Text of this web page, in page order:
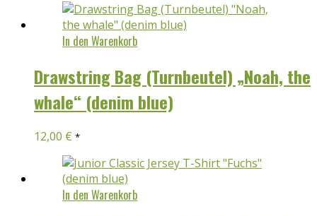
In den Warenkorb
Drawstring Bag (Turnbeutel) „Noah, the
whale“ (denim blue)
12,00 € *
In den Warenkorb